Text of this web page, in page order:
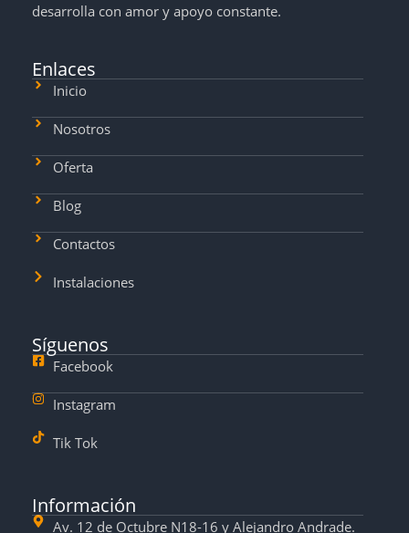
desarrolla con amor y apoyo constante.
Enlaces
Inicio
Nosotros
Oferta
Blog
Contactos
Instalaciones
Síguenos
Facebook
Instagram
Tik Tok
Información
Av. 12 de Octubre N18-16 y Alejandro Andrade.